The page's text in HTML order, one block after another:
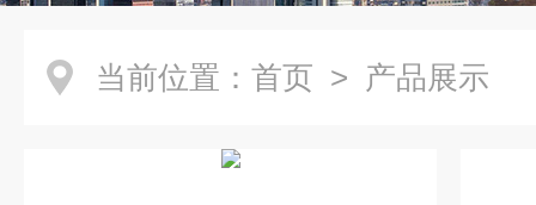
当前位置： 首页 > 产品展示